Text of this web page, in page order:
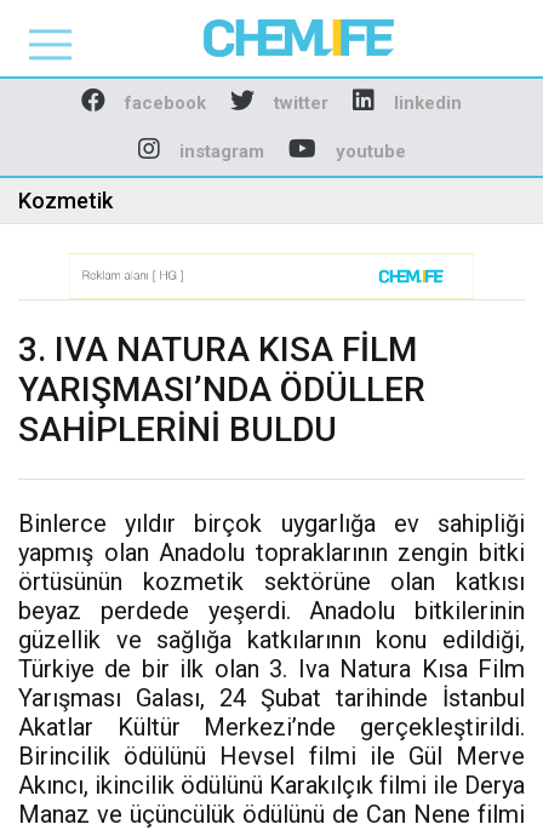
Chemlife - Basılı ve
facebook twitter linkedin
instagram youtube
Kozmetik
3. IVA NATURA KISA FİLM
YARIŞMASI’NDA ÖDÜLLER
SAHİPLERİNİ BULDU
Binlerce yıldır birçok uygarlığa ev sahipliği
yapmış olan Anadolu topraklarının zengin bitki
örtüsünün kozmetik sektörüne olan katkısı
beyaz perdede yeşerdi. Anadolu bitkilerinin
güzellik ve sağlığa katkılarının konu edildiği,
Türkiye de bir ilk olan 3. Iva Natura Kısa Film
Yarışması Galası, 24 Şubat tarihinde İstanbul
Akatlar Kültür Merkezi’nde gerçekleştirildi.
Birincilik ödülünü Hevsel filmi ile Gül Merve
Akıncı, ikincilik ödülünü Karakılçık filmi ile Derya
Manaz ve üçüncülük ödülünü de Can Nene filmi